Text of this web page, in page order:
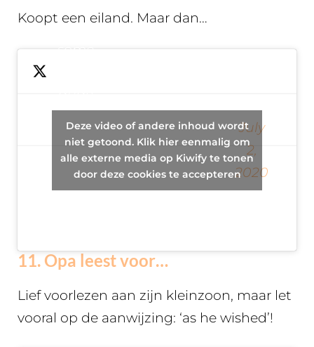
Ghostbusters
(2016) sound
any less than
y’all.
Koopt een eiland. Maar dan…
some
island
and
— Masa Tanahashi
(@MasaTanahashi)
July
2,
2020
Deze video of andere inhoud wordt
niet getoond. Klik hier eenmalig om
alle externe media op Kiwify te tonen
door deze cookies te accepteren
11. Opa leest voor…
Lief voorlezen aan zijn kleinzoon, maar let
vooral op de aanwijzing: ‘as he wished’!